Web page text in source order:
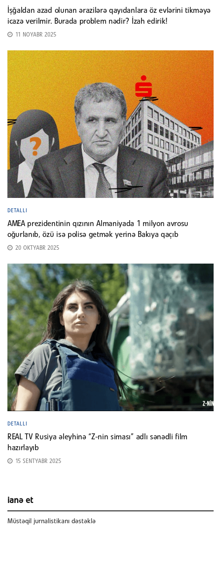
İşğaldan azad olunan ərazilərə qayıdanlara öz evlərini tikməyə
icazə verilmir. Burada problem nədir? İzah edirik!
11 NOYABR 2025
DETALLI
AMEA prezidentinin qızının Almaniyada 1 milyon avrosu
oğurlanıb, özü isə polisə getmək yerinə Bakıya qaçıb
20 OKTYABR 2025
DETALLI
REAL TV Rusiya əleyhinə “Z-nin siması” adlı sənədli film
hazırlayıb
15 SENTYABR 2025
ianə et
Müstəqil jurnalistikanı dəstəklə